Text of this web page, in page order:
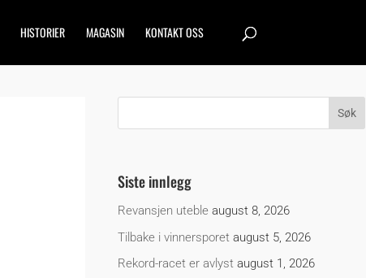
HISTORIER MAGASIN KONTAKT OSS
Siste innlegg
Revansjen uteble august 8, 2026
Tilbake i vinnersporet august 5, 2026
Rekord-racet er avlyst august 1, 2026